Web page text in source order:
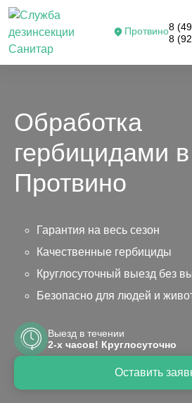
Протвино8
8
Обработка
гербицидами в
Протвино
Гарантия на весь сезон
Качественные гербициды
Круглосуточный выезд без
Безопасно для людей и
Оставить
Выезд в течении
2-х часов! Круглосуточно